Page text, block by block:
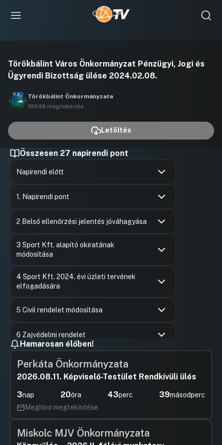
lejátszása
Törökbálint Város Önkormányzat Pénzügyi, Jogi és
Ügyrendi Bizottság ülése 2024.02.08.
Törökbálint Önkormányzata
18648 megtekintés
Letöltés
Összesen 27 napirendi pont
Napirendi előtt
1. Napirendi pont
2 Belső ellenőrzési jelentés jóváhagyása
3 Sport Kft. alapító okiratának
módosítása
4 Sport Kft. 2024. évi üzleti tervének
elfogadására
5 Civil rendelet módosítása
6 Zajvédelmi rendelet
HozzászólásokUgrás a napirendi pontra
7 Elhagyott hulladék felszámolásáról
szóló rendelet
8 Felnőttkorúakra vonatkozó szociális
gonoskodás helyi szabályairól szóló
rendelet felülvizsgálata
Hozzászólások
9 Lakásrendelet felülvizsgálata
Hamarosan élőben!
Perkáta Önkormányzata
2026.08.11. Képviselő-Testület Rendkívüli ülés
3nap 20óra 43perc 38másodperc
Meghívó megtekintése
Miskolc MJV Önkormányzata